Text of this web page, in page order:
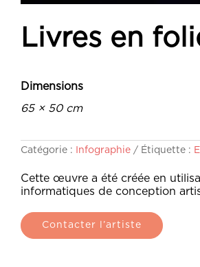
Livres en
Dimensions
65 × 50 cm
Catégorie : Infographie Étiquette :
Cette œuvre a été créée en
informatiques de conception
Contacter l’artiste